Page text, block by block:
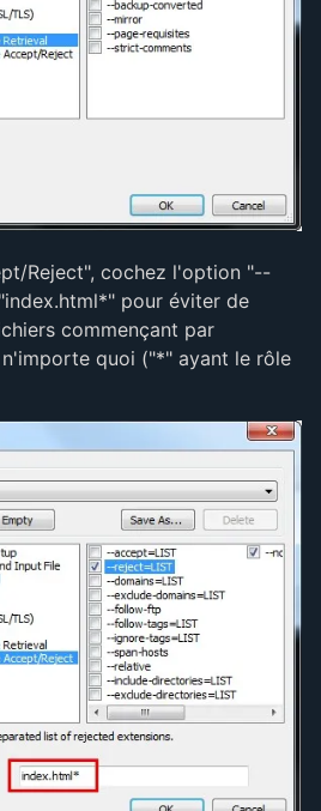
Reject", cochez l'option "--
pour éviter de
commençant par
quoi ("*" ayant le rôle